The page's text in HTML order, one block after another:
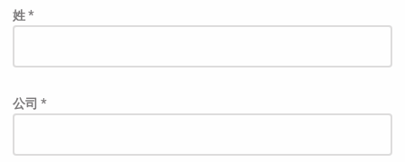
姓 *
公司 *